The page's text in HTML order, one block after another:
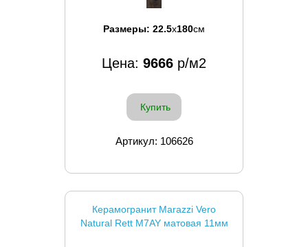
Размеры: 22.5x180см
Цена: 9666 р/м2
Купить
Артикул: 106626
Керамогранит Marazzi Vero
Natural Rett M7AY матовая 11мм